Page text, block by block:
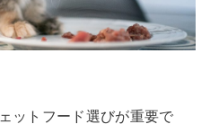
ットフード選びが重要で